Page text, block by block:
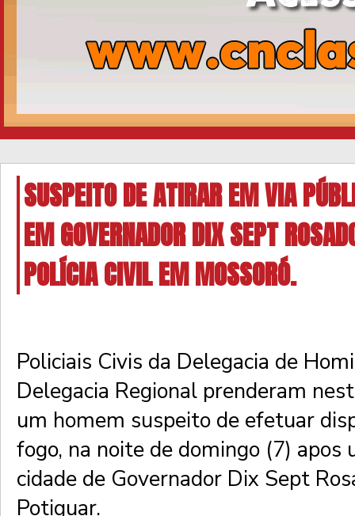
SUSPEITO DE ATIRAR EM VIA
EM GOVERNADOR DIX SEPT
POLÍCIA CIVIL EM MOSSORÓ.
Policiais Civis da Delegacia de
Delegacia Regional prenderam
um homem suspeito de efetuar
fogo, na noite de domingo (7) apos
cidade de Governador Dix Sept
Potiguar.